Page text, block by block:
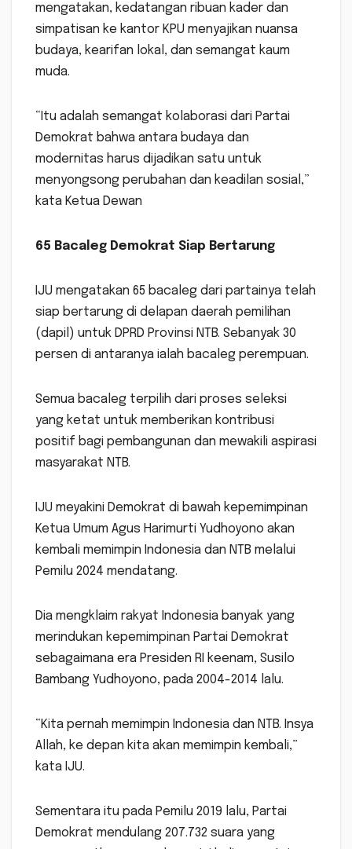
mengatakan, kedatangan ribuan kader dan
simpatisan ke kantor KPU menyajikan nuansa
budaya, kearifan lokal, dan semangat kaum
muda.
“Itu adalah semangat kolaborasi dari Partai
Demokrat bahwa antara budaya dan
modernitas harus dijadikan satu untuk
menyongsong perubahan dan keadilan sosial,”
kata Ketua Dewan
65 Bacaleg Demokrat Siap Bertarung
IJU mengatakan 65 bacaleg dari partainya telah
siap bertarung di delapan daerah pemilihan
(dapil) untuk DPRD Provinsi NTB. Sebanyak 30
persen di antaranya ialah bacaleg perempuan.
Semua bacaleg terpilih dari proses seleksi
yang ketat untuk memberikan kontribusi
positif bagi pembangunan dan mewakili aspirasi
masyarakat NTB.
IJU meyakini Demokrat di bawah kepemimpinan
Ketua Umum Agus Harimurti Yudhoyono akan
kembali memimpin Indonesia dan NTB melalui
Pemilu 2024 mendatang.
Dia mengklaim rakyat Indonesia banyak yang
merindukan kepemimpinan Partai Demokrat
sebagaimana era Presiden RI keenam, Susilo
Bambang Yudhoyono, pada 2004-2014 lalu.
“Kita pernah memimpin Indonesia dan NTB. Insya
Allah, ke depan kita akan memimpin kembali,”
kata IJU.
Sementara itu pada Pemilu 2019 lalu, Partai
Demokrat mendulang 207.732 suara yang